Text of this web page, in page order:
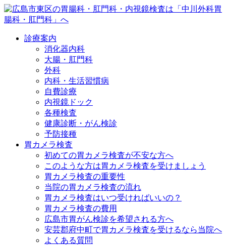
診療案内
消化器内科
大腸・肛門科
外科
内科・生活習慣病
自費診療
内視鏡ドック
各種検査
健康診断・がん検診
予防接種
胃カメラ検査
初めての胃カメラ検査が不安な方へ
このような方は胃カメラ検査を受けましょう
胃カメラ検査の重要性
当院の胃カメラ検査の流れ
胃カメラ検査はいつ受ければいいの？
胃カメラ検査の費用
広島市胃がん検診を希望される方へ
安芸郡府中町で胃カメラ検査を受けるなら当院へ
よくある質問